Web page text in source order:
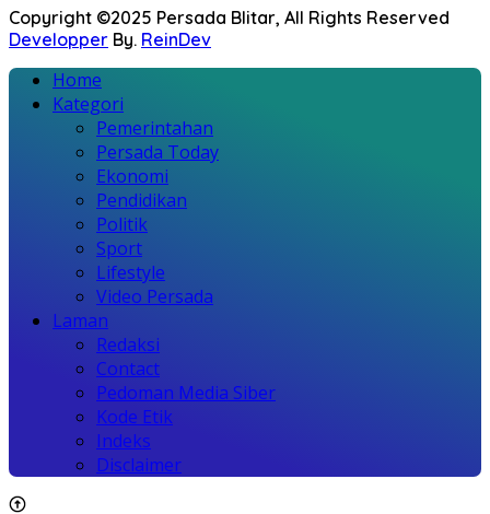
Copyright ©2025 Persada Blitar, All Rights Reserved
Developper By. ReinDev
Home
Kategori
Pemerintahan
Persada Today
Ekonomi
Pendidikan
Politik
Sport
Lifestyle
Video Persada
Laman
Redaksi
Contact
Pedoman Media Siber
Kode Etik
Indeks
Disclaimer